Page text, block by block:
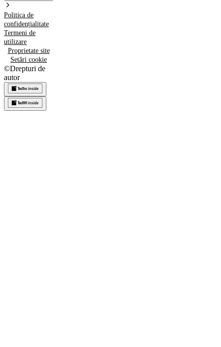
Politica de
confidențialitate
Termeni de
utilizare
Proprietate site
Setări cookie
©Drepturi de
autor